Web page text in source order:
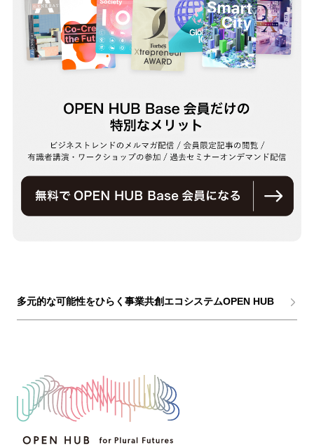
多元的な可能性をひらく事業共創エコシステムOPEN HUB